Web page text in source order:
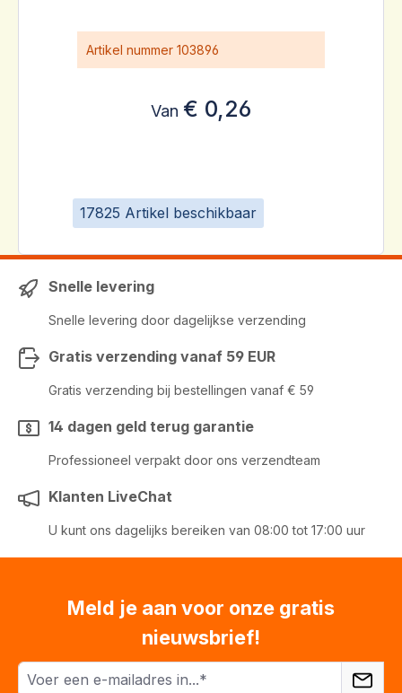
17825 Artikel beschikbaar
Artikel nummer 103896
Van € 0,26
Snelle levering
Snelle levering door dagelijkse verzending
Gratis verzending vanaf 59 EUR
Gratis verzending bij bestellingen vanaf € 59
14 dagen geld terug garantie
Professioneel verpakt door ons verzendteam
Klanten LiveChat
U kunt ons dagelijks bereiken van 08:00 tot 17:00 uur
Meld je aan voor onze gratis
nieuwsbrief!